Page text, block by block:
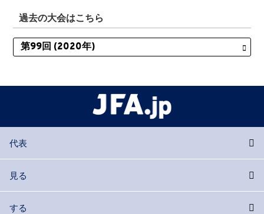
過去の大会はこちら
代表
見る
する